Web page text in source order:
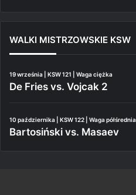
WALKI MISTRZOWSKIE KSW
19 września | KSW 121 | Waga ciężka
De Fries vs. Vojcak 2
10 października | KSW 122 | Waga półśrednia
Bartosiński vs. Masaev